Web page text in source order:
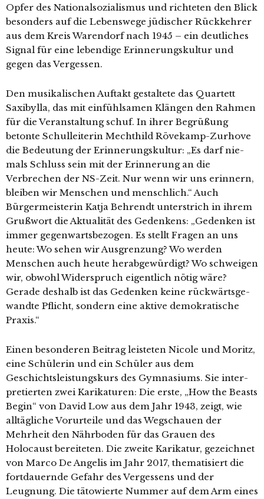
Opfer des Nationalsozialismus und rich­te­ten den Blick
beson­ders auf die Lebenswege jüdi­scher Rückkehrer
aus dem Kreis Warendorf nach 1945 – ein deut­li­ches
Signal für eine leben­di­ge Erinnerungskultur und
gegen das Vergessen.
Den musi­ka­li­schen Auftakt gestal­te­te das Quartett
Saxibylla, das mit ein­fühl­sa­men Klängen den Rahmen
für die Veranstaltung schuf. In ihrer Begrüßung
beton­te Schulleiterin Mechthild Rövekamp-Zurhove
die Bedeutung der Erinnerungskultur: „Es darf nie­
mals Schluss sein mit der Erinnerung an die
Verbrechen der NS-Zeit. Nur wenn wir uns erin­nern,
blei­ben wir Menschen und mensch­lich.“ Auch
Bürgermeisterin Katja Behrendt unter­strich in ihrem
Grußwort die Aktualität des Gedenkens: „Gedenken ist
immer gegen­warts­be­zo­gen. Es stellt Fragen an uns
heu­te: Wo sehen wir Ausgrenzung? Wo wer­den
Menschen auch heu­te her­ab­ge­wür­digt? Wo schwei­gen
wir, obwohl Widerspruch eigent­lich nötig wäre?
Gerade des­halb ist das Gedenken kei­ne rück­wärts­ge­
wand­te Pflicht, son­dern eine akti­ve demo­kra­ti­sche
Praxis.“
Einen beson­de­ren Beitrag leis­te­ten Nicole und Moritz,
eine Schülerin und ein Schüler aus dem
Geschichtsleistungskurs des Gymnasiums. Sie inter­
pre­tier­ten zwei Karikaturen: Die ers­te, „How the Beasts
Begin“ von David Low aus dem Jahr 1943, zeigt, wie
all­täg­li­che Vorurteile und das Wegschauen der
Mehrheit den Nährboden für das Grauen des
Holocaust berei­te­ten. Die zwei­te Karikatur, gezeich­net
von Marco De Angelis im Jahr 2017, the­ma­ti­siert die
fort­dau­ern­de Gefahr des Vergessens und der
Leugnung. Die täto­wier­te Nummer auf dem Arm eines